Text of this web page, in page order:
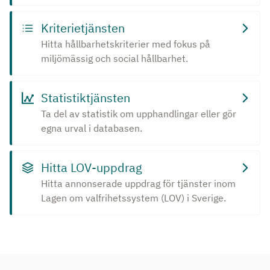
Kriterietjänsten
Hitta hållbarhetskriterier med fokus på
miljömässig och social hållbarhet.
Statistiktjänsten
Ta del av statistik om upphandlingar eller gör
egna urval i databasen.
Hitta LOV-uppdrag
Hitta annonserade uppdrag för tjänster inom
Lagen om valfrihetssystem (LOV) i Sverige.